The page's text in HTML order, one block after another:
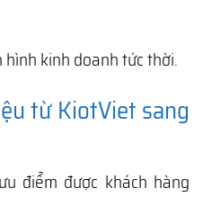
kinh doanh tức thời.
từ KiotViet sang
điểm được khách hàng